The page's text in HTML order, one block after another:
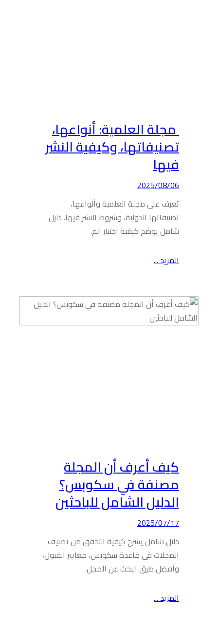
مجلة العلمية: أنواعها،
تصنيفاتها، وكيفية النشر
فيها
2025/08/06
تعرف على مجلة العلمية وأنواعها،
تصنيفاتها الدولية، وشروط النشر فيها. دليل
شامل يوضح كيفية اختيار الم.
المزيد ...
كيف أعرف أن المجلة
مصنفة في سكوبس؟
الدليل الشامل للباحثين
2025/07/17
دليل شامل يشرح كيفية التحقق من تصنيف
المجلات في قاعدة سكوبس، معايير القبول،
وأفضل طرق البحث عن المجل.
المزيد ...